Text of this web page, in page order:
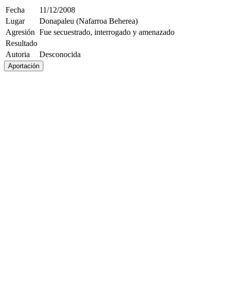
Fecha
11/12/2008
Lugar
Donapaleu (Nafarroa Beherea)
Agresión Fue secuestrado, interrogado y amenazado
Resultado
Autoria
Desconocida